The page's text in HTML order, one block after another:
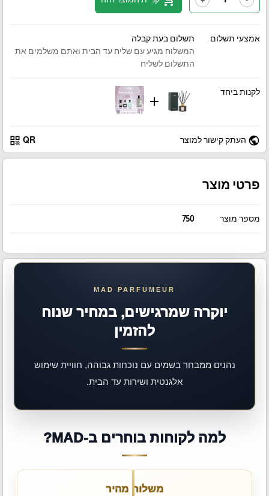
אמצעי תשלום
תשלום בעת קבלה
המשלוח מגיע עם שליח עד הבית ואתם משלמים את
התשלום לשליח
לקנות ביחד
add
public העתק קישור למוצר QR
qr_code
פרטי מוצר
מספר מוצר 750
יוקרה שמרגישים, במחיר שנוח
להזמין
נהנים ממבחר בשמים עם נוכחות גבוהה, חוויית שימוש
אלגנטית ושירות עד הבית.
למה לקוחות בוחרים ב-MAD?
משלוח מהיר